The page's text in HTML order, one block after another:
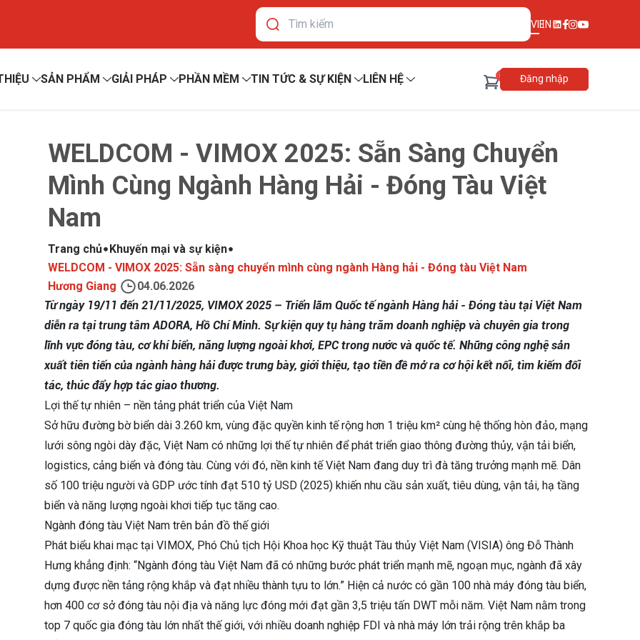
VIEN
SẢN PHẨM GIẢI PHÁP PHẦN MỀM TIN TỨC & SỰ KIỆN LIÊN HỆ 0 Đăng nhập
WELDCOM - VIMOX 2025: Sẵn Sàng Chuyển
Mình Cùng Ngành Hàng Hải - Đóng Tàu Việt
Nam
Trang chủ Khuyến mại và sự kiện
WELDCOM - VIMOX 2025: Sẵn sàng chuyển mình cùng ngành Hàng hải - Đóng tàu Việt Nam
Hương Giang
04.06.2026
Từ ngày 19/11 đến 21/11/2025, VIMOX 2025 – Triển lãm Quốc tế ngành Hàng hải - Đóng tàu tại Việt Nam
diễn ra tại trung tâm ADORA, Hồ Chí Minh. Sự kiện quy tụ hàng trăm doanh nghiệp và chuyên gia trong
lĩnh vực đóng tàu, cơ khí biển, năng lượng ngoài khơi, EPC trong nước và quốc tế. Những công nghệ sản
xuất tiên tiến của ngành hàng hải được trưng bày, giới thiệu, tạo tiền đề mở ra cơ hội kết nối, tìm kiếm đối
tác, thúc đẩy hợp tác giao thương.
Lợi thế tự nhiên – nền tảng phát triển của Việt Nam
Sở hữu đường bờ biển dài 3.260 km, vùng đặc quyền kinh tế rộng hơn 1 triệu km² cùng hệ thống hòn đảo, mạng
lưới sông ngòi dày đặc, Việt Nam có những lợi thế tự nhiên để phát triển giao thông đường thủy, vận tải biển,
logistics, cảng biển và đóng tàu. Cùng với đó, nền kinh tế Việt Nam đang duy trì đà tăng trưởng mạnh mẽ. Dân
số 100 triệu người và GDP ước tính đạt 510 tỷ USD (2025) khiến nhu cầu sản xuất, tiêu dùng, vận tải, hạ tầng
biển và năng lượng ngoài khơi tiếp tục tăng cao.
Ngành đóng tàu Việt Nam trên bản đồ thế giới
Phát biểu khai mạc tại VIMOX, Phó Chủ tịch Hội Khoa học Kỹ thuật Tàu thủy Việt Nam (VISIA) ông Đỗ Thành
Hưng khẳng định: “Ngành đóng tàu Việt Nam đã có những bước phát triển mạnh mẽ, ngoạn mục, ngành đã xây
dựng được nền tảng rộng khắp và đạt nhiều thành tựu to lớn.” Hiện cả nước có gần 100 nhà máy đóng tàu biển,
hơn 400 cơ sở đóng tàu nội địa và năng lực đóng mới đạt gần 3,5 triệu tấn DWT mỗi năm. Việt Nam nằm trong
top 7 quốc gia đóng tàu lớn nhất thế giới, với nhiều doanh nghiệp FDI và nhà máy lớn trải rộng trên khắp ba